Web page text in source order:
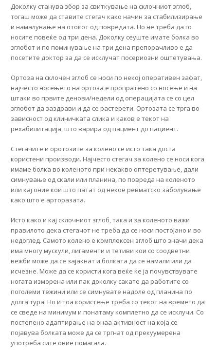
Доколку станува збор за свиткување на склочниот зглоб,
тогаш може да ставите стегач како начин за стабилизирање
и намалување на отокот од повредата. Но не треба да го
носите повеќе од три дена. Доколку сеуште имате болка во
зглобот и по поминување на три дена препорачливо е да
посетите доктор за да се исклучат посериозни оштетувања.
Ортоза на склочен зглоб се носи по некој оперативен зафат,
најчесто носењето на ортоза е пропратено со носење и на
штаки во првите денови/недели од операцијата се со цел
зглобот да заздрави и да се растерети. Ортозата се трга во
зависност од клиничката слика и каков е текот на
рехабилитација, што варира од пациент до пациент.
Стегачите и оротозите за колено се исто така доста
користени производи. Најчесто стегач за колено се носи кога
имаме болка во коленото при некакво оптеретување, дали
симнување од скали или планина, по повреда на коленото
или кај оние кои што патат од некое ревматско заболување
како што е арторазата.
Исто како и кај склочниот зглоб, така и за коленото важи
правилото дека стегачот не треба да се носи постојано и во
недоглед. Самото колено е комплексен зглоб што значи дека
има многу мускули, лигаменти и тетиви кои со соодветни
вежби може да се зајакнат и болката да се намали или да
исчезне. Може да се користи кога веќе ќе ја почувствувате
ногата изморена или пак доколку сакате да работите со
поголеми тежини или се симнувате надоле од планина по
долга тура. Но и тоа користење треба со текот на времето да
се сведе на минимум и понатаму комплетно да се исклучи. Со
постепено адаптирање на онаа активност на која се
појавува болката може да се тргнат од прекуумерена
употреба сите овие помагала.